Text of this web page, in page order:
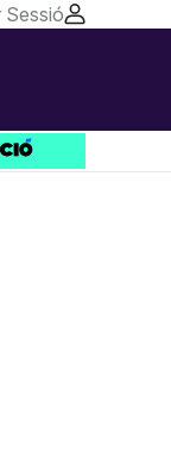
Sessió